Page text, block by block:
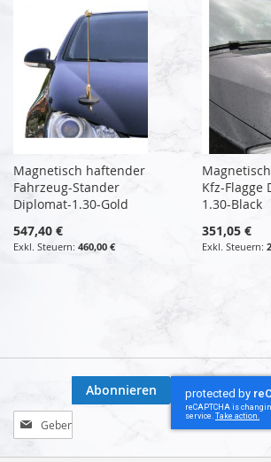
Magnetisch haftender
Fahrzeug-Stander
Diplomat-1.30-Gold
547,40 €
460,00 €
Kfz-Flagge
1.30-Black
351,05 €
Melden
Sie
sich
Abonnieren